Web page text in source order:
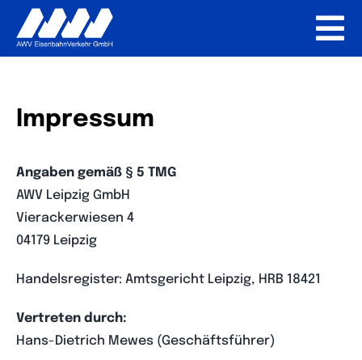
Inhalt
springen
FAQ / Hilfe
Impressum
Angaben gemäß § 5 TMG
AWV Leipzig GmbH
Vierackerwiesen 4
04179 Leipzig
Handelsregister: Amtsgericht Leipzig, HRB 18421
Vertreten durch:
Hans-Dietrich Mewes (Geschäftsführer)